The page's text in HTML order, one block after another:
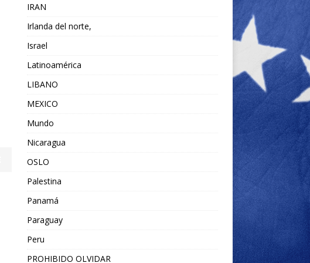
IRAN
Irlanda del norte,
Israel
Latinoamérica
LIBANO
MEXICO
Mundo
Nicaragua
OSLO
Palestina
Panamá
Paraguay
Peru
PROHIBIDO OLVIDAR